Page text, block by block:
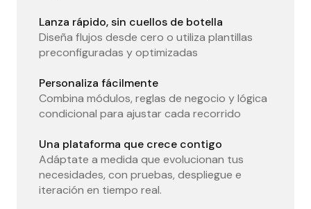
Lanza rápido, sin cuellos de botella
Diseña flujos desde cero o utiliza plantillas
preconfiguradas y optimizadas
Personaliza fácilmente
Combina módulos, reglas de negocio y lógica
condicional para ajustar cada recorrido
Una plataforma que crece contigo
Adáptate a medida que evolucionan tus
necesidades, con pruebas, despliegue e
iteración en tiempo real.